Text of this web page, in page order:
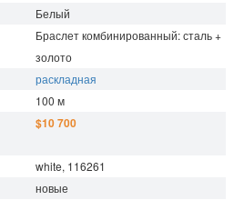
Белый
Браслет комбинированный: сталь +
золото
раскладная
100 м
$10 700
white, 116261
новые